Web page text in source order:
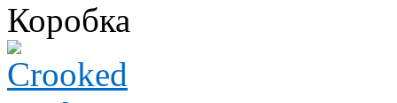
Коробка